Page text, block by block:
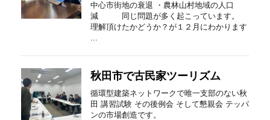
中心市街地の衰退 ・農林山村地域の人口
減 同じ問題が多く起こっています。
理解頂けたかどうか？が１２月にわかります
...
秋田市で古民家ツーリズム
循環型建築ネットワークで唯一支部のない秋
田 講習試験 その後例会 そして懇親会 テッパ
ンの市場創造です。